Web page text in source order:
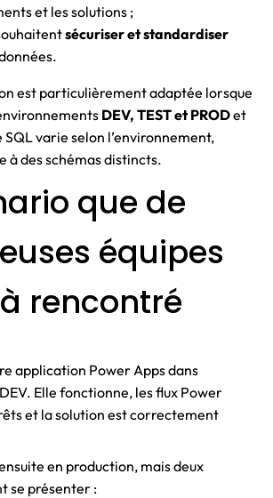
et les solutions ;
sécuriser et standardiser
est particulièrement adaptée lorsque
DEV, TEST et PRODet
varie selon l’environnement,
à des schémas distincts.
que de
équipes
rencontré
application Power Apps dans
Elle fonctionne, les flux Power
et la solution est correctement
en production, mais deux
se présenter :